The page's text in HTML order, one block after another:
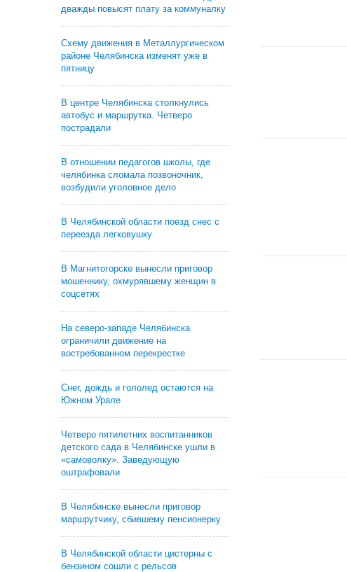
дважды повысят плату за коммуналку
Схему движения в Металлургическом
районе Челябинска изменят уже в
пятницу
В центре Челябинска столкнулись
автобус и маршрутка. Четверо
пострадали
В отношении педагогов школы, где
челябинка сломала позвоночник,
возбудили уголовное дело
В Челябинской области поезд снес с
переезда легковушку
В Магнитогорске вынесли приговор
мошеннику, охмурявшему женщин в
соцсетях
На северо-западе Челябинска
ограничили движение на
востребованном перекрестке
Снег, дождь и гололед остаются на
Южном Урале
Четверо пятилетних воспитанников
детского сада в Челябинске ушли в
«самоволку». Заведующую
оштрафовали
В Челябинске вынесли приговор
маршрутчику, сбившему пенсионерку
В Челябинской области цистерны с
бензином сошли с рельсов